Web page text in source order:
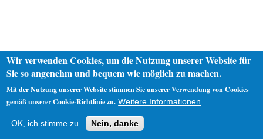
Impressum
Wir verwenden Cookies, um die Nutzung unserer Website für
Sie so angenehm und bequem wie möglich zu machen.
Mit der Nutzung unserer Website stimmen Sie unserer Verwendung von Cookies
gemäß unserer Cookie-Richtlinie zu. Weitere Informationen
OK, ich stimme zu Nein, danke